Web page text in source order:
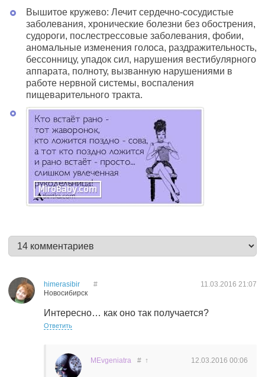
Вышитое кружево: Лечит сердечно-сосудистые
заболевания, хронические болезни без обострения,
судороги, послестрессовые заболевания, фобии,
аномальные изменения голоса, раздражительность,
бессонницу, упадок сил, нарушения вестибулярного
аппарата, полноту, вызванную нарушениями в
работе нервной системы, воспаления
пищеварительного тракта.
himerasibir
Новосибирск
11.03.2016 21:07
#
Интересно… как оно так получается?
Ответить
MEvgeniatra 12.03.2016 00:06
# ↑